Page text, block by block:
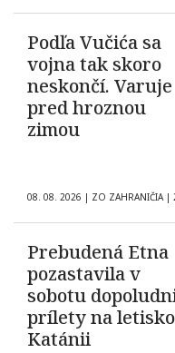
Podľa Vučića sa
vojna tak skoro
neskončí. Varuje
pred hroznou
zimou
08. 08. 2026 | ZO ZAHRANIČIA |
Prebudená Etna
pozastavila v
sobotu
prílety na
Katánii